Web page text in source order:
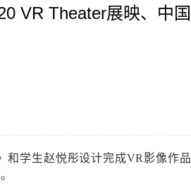
VR Theater展映、中国
和学生赵悦彤设计完成VR 影像作品